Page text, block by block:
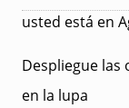
usted está en
Despliegue las
en la lupa